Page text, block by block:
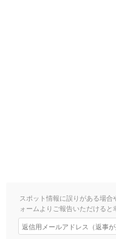
スポット情報に誤りがある場
ォームよりご報告いただけると